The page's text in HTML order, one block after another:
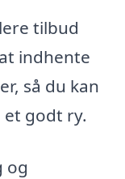
tilbud
indhente
så du kan
godt ry.
og